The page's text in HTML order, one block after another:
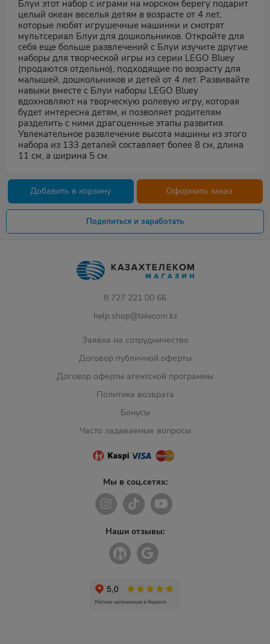
Блуи этот набор с играми на морском берегу подарит
целый океан веселья детям в возрасте от 4 лет,
которые любят игрушечные машинки и смотрят
мультсериал Блуи для дошкольников. Откройте для
себя еще больше развлечений с Блуи изучите другие
наборы для творческой игры из серии LEGO Bluey
(продаются отдельно), подходящие по возрасту для
малышей, дошкольников и детей от 4 лет. Развивайте
навыки вместе с Блуи наборы LEGO Bluey
вдохновляют на творческую ролевую игру, которая
будет интересна детям, и позволяет родителям
разделить с ними драгоценные этапы развития.
Увлекательное развлечение высота машины из этого
набора из 133 деталей составляет более 8 см, длина
11 см, а ширина 5 см.
Добавить в корзину Оформить заказ
Поделиться и заработать
8 727 221 00 66
help.shop@telecom.kz
Заявка на сотрудничество
Договор публичной оферты
Договор оферты агентской программы
Политика возврата
Бонусы
Часто задаваемые вопросы
Мы в соц.сетях:
Наши отзывы: